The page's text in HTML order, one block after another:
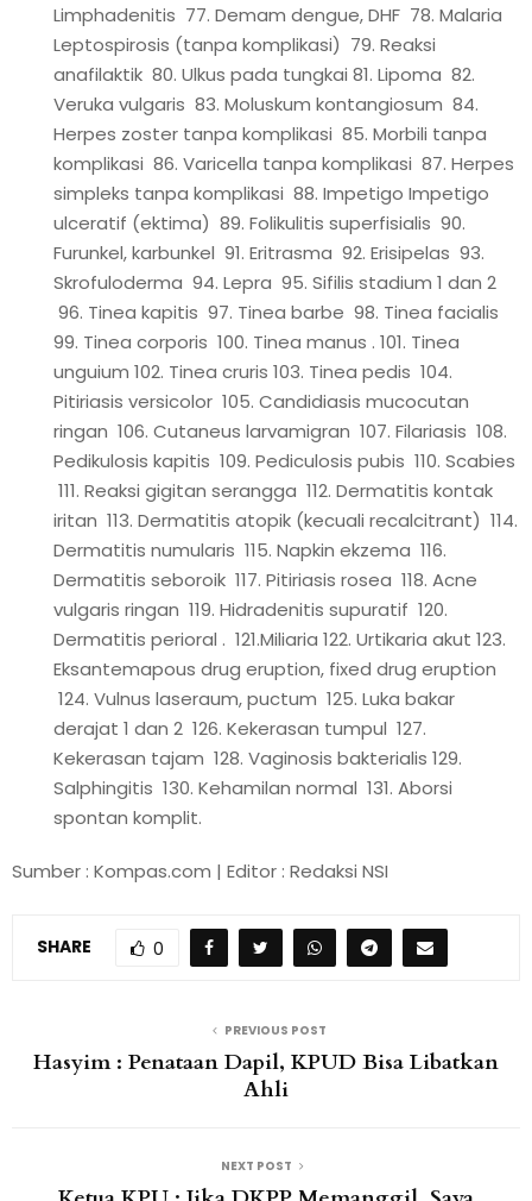
Limphadenitis 77. Demam dengue, DHF 78. Malaria
Leptospirosis (tanpa komplikasi) 79. Reaksi
anafilaktik 80. Ulkus pada tungkai 81. Lipoma 82.
Veruka vulgaris 83. Moluskum kontangiosum 84.
Herpes zoster tanpa komplikasi 85. Morbili tanpa
komplikasi 86. Varicella tanpa komplikasi 87. Herpes
simpleks tanpa komplikasi 88. Impetigo Impetigo
ulceratif (ektima) 89. Folikulitis superfisialis 90.
Furunkel, karbunkel 91. Eritrasma 92. Erisipelas 93.
Skrofuloderma 94. Lepra 95. Sifilis stadium 1 dan 2
96. Tinea kapitis 97. Tinea barbe 98. Tinea facialis
99. Tinea corporis 100. Tinea manus . 101. Tinea
unguium 102. Tinea cruris 103. Tinea pedis 104.
Pitiriasis versicolor 105. Candidiasis mucocutan
ringan 106. Cutaneus larvamigran 107. Filariasis 108.
Pedikulosis kapitis 109. Pediculosis pubis 110. Scabies
111. Reaksi gigitan serangga 112. Dermatitis kontak
iritan 113. Dermatitis atopik (kecuali recalcitrant) 114.
Dermatitis numularis 115. Napkin ekzema 116.
Dermatitis seboroik 117. Pitiriasis rosea 118. Acne
vulgaris ringan 119. Hidradenitis supuratif 120.
Dermatitis perioral . 121.Miliaria 122. Urtikaria akut 123.
Eksantemapous drug eruption, fixed drug eruption
124. Vulnus laseraum, puctum 125. Luka bakar
derajat 1 dan 2 126. Kekerasan tumpul 127.
Kekerasan tajam 128. Vaginosis bakterialis 129.
Salphingitis 130. Kehamilan normal 131. Aborsi
spontan komplit.
Sumber : Kompas.com | Editor : Redaksi NSI
SHARE 0
PREVIOUS POST
Hasyim : Penataan Dapil, KPUD Bisa Libatkan
Ahli
NEXT POST